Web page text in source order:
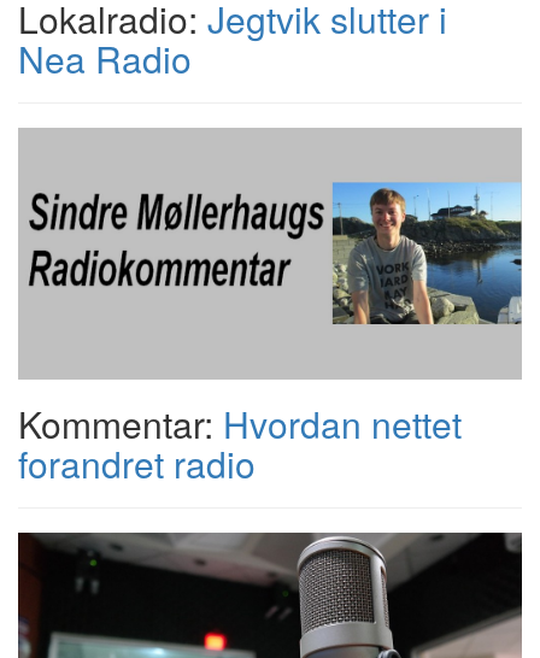
Lokalradio: Jegtvik slutter i
Nea Radio
Kommentar: Hvordan nettet
forandret radio